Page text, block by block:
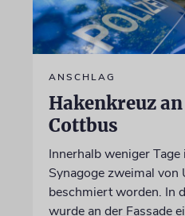
ANSCHLAG
Hakenkreuz
Cottbus
Innerhalb weniger
Synagoge zweimal von
beschmiert worden. In
wurde an der Fassade